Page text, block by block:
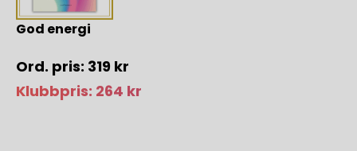
God energi
319 kr
Klubbpris: 264 kr